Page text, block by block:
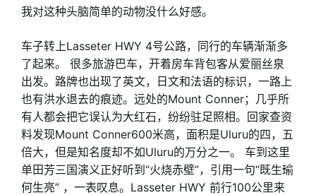
我对这种头脑简单的动物没什么好感。
车子转上Lasseter HWY 4号公路，同行的车辆渐渐多
了起来。 很多旅游巴车，开着房车背包客从爱丽丝泉
出发。路牌也出现了英文，日文和法语的标识，一路上
也有洪水退去的痕迹。远处的Mount Conner；几乎所
有人都会把它误认为大红石，纷纷驻足照相。回家查资
料发现Mount Conner600米高，面积是Uluru的四，五
倍大，但是知名度却不如Uluru的万分之一。 车到这里
单田芳三国演义正好听到“火烧赤壁”，引用一句“既生瑜
何生亮” ，一表叹息。Lasseter HWY 前行100公里来